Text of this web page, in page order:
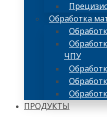
Обработка
ЧПУ
ПРОДУКТЫ